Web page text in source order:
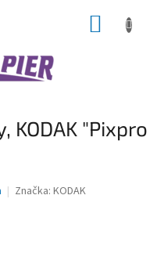
KODAK "Pixpro
Značka: KODAK